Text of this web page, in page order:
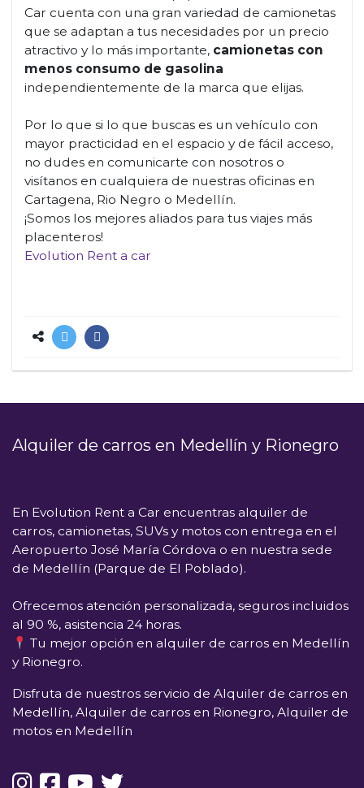
Car cuenta con una gran variedad de camionetas
que se adaptan a tus necesidades por un precio
atractivo y lo más importante, camionetas con
menos consumo de gasolina
independientemente de la marca que elijas.
Por lo que si lo que buscas es un vehículo con
mayor practicidad en el espacio y de fácil acceso,
no dudes en comunicarte con nosotros o
visítanos en cualquiera de nuestras oficinas en
Cartagena, Rio Negro o Medellín.
¡Somos los mejores aliados para tus viajes más
placenteros!
Evolution Rent a car
Alquiler de carros en Medellín y Rionegro
En Evolution Rent a Car encuentras alquiler de
carros, camionetas, SUVs y motos con entrega en el
Aeropuerto José María Córdova o en nuestra sede
de Medellín (Parque de El Poblado).
Ofrecemos atención personalizada, seguros incluidos
al 90 %, asistencia 24 horas.
Tu mejor opción en alquiler de carros en Medellín
y Rionegro.
Disfruta de nuestros servicio de Alquiler de carros en
Medellín, Alquiler de carros en Rionegro, Alquiler de
motos en Medellín